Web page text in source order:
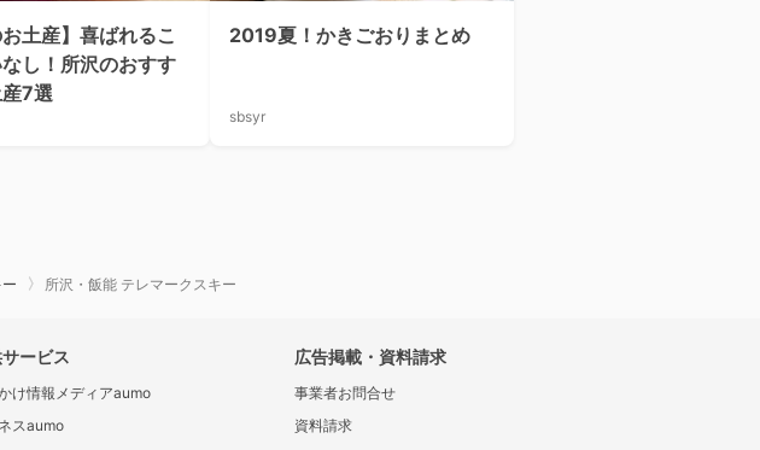
お土産】喜ばれるこ
し！所沢のおすす
7選
2019夏！かきごおりまとめ
sbsyr
所沢・飯能 テレマークスキー
ービス
け情報メディアaumo
スaumo
広告掲載・資料請求
事業者お問合せ
資料請求